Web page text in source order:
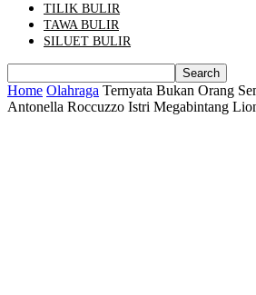
TILIK BULIR
TAWA BULIR
SILUET BULIR
Home Olahraga Ternyata Bukan Orang
Antonella Roccuzzo Istri Megabintang